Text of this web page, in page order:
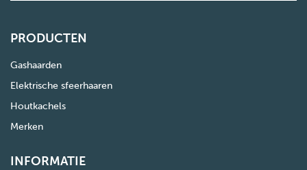
PRODUCTEN
Gashaarden
Elektrische sfeerhaaren
Houtkachels
Merken
INFORMATIE